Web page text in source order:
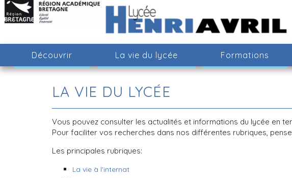
Découvrir La vie du lycée Formations
LA VIE DU LYCÉE
Vous pouvez consulter les actualités et informations du lycée en
Pour faciliter vos recherches dans nos différentes rubriques,
Les principales rubriques:
La vie à l'internat